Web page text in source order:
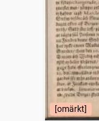
[omärkt]